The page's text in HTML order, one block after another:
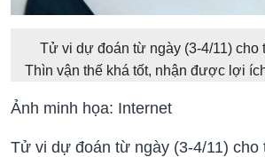
Tử vi dự đoán từ ngày (3-4/11) cho
Thìn vận thế khá tốt, nhận được lợi
Ảnh minh họa: Internet
Tử vi dự đoán từ ngày (3-4/11) cho